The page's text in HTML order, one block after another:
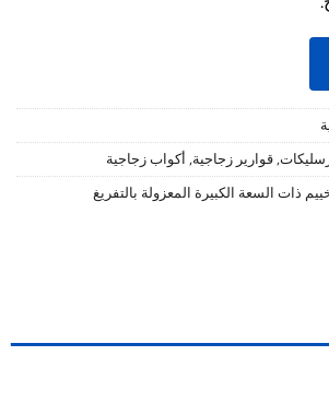
, قوارير زجاجية, أكواب زجاجية
ذات السعة الكبيرة المعزولة بالتفريغ